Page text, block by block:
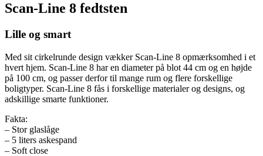
Scan-Line 8 fedtsten
Lille og smart
Med sit cirkelrunde design vækker Scan-Line 8 opmærksomhed i et
hvert hjem. Scan-Line 8 har en diameter på blot 44 cm og en højde
på 100 cm, og passer derfor til mange rum og flere forskellige
boligtyper. Scan-Line 8 fås i forskellige materialer og designs, og
adskillige smarte funktioner.
Fakta:
– Stor glaslåge
– 5 liters askespand
– Soft close